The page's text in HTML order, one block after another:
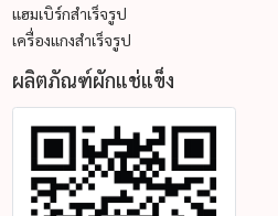
แฮมเบิร์กสำเร็จรูป
เครื่องแกงสำเร็จรูป
ผลิตภัณฑ์ผักแช่แข็ง